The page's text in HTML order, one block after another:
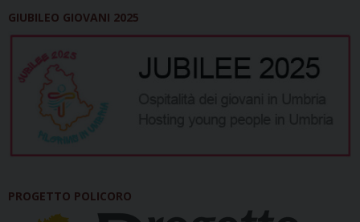
GIUBILEO GIOVANI 2025
PROGETTO POLICORO